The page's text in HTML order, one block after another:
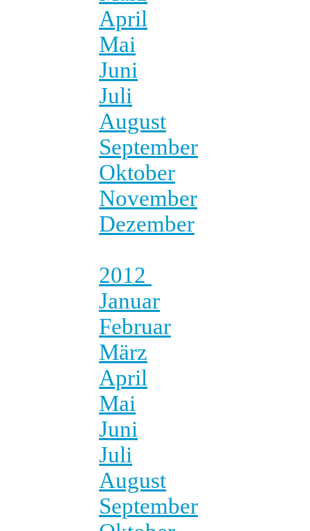
April
Mai
Juni
Juli
August
September
Oktober
November
Dezember
2012
Januar
Februar
März
April
Mai
Juni
Juli
August
September